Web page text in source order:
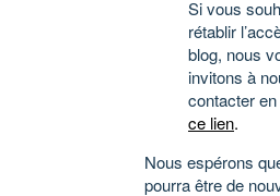
Si vous
rétablir
blog, nous
invitons à
contacter
ce lien.
Nous espérons
pourra être de